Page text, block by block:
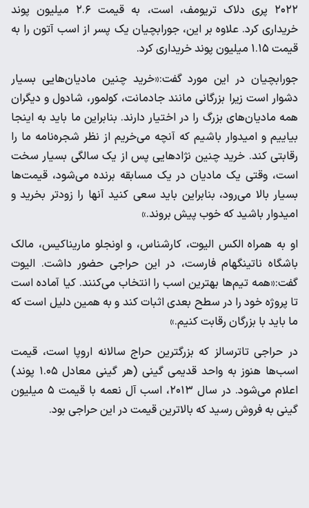
۲۰۲۲ پری دلاک تریومف، است، به قیمت ۲.۶ میلیون پوند
خریداری کرد. علاوه بر این، جورابچیان یک پسر از اسب آتون را به
قیمت ۱.۱۵ میلیون پوند خریداری کرد.
جورابچیان در این مورد گفت:«خرید چنین مادیان‌هایی بسیار
دشوار است زیرا بزرگانی مانند جادمانت، کولمور، شادول و دیگران
همه مادیان‌های بزرگ را در اختیار دارند. بنابراین ما باید به اینجا
بیاییم و امیدوار باشیم که آنچه می‌خریم از نظر شجره‌نامه ما را
رقابتی کند. خرید چنین نژادهایی پس از یک سالگی بسیار سخت
است، وقتی یک مادیان در یک مسابقه برنده می‌شود، قیمت‌ها
بسیار بالا می‌رود، بنابراین باید سعی کنید آنها را زودتر بخرید و
امیدوار باشید که خوب پیش بروند.»
او به همراه الکس الیوت، کارشناس، و اونجلو ماریناکیس، مالک
باشگاه ناتینگهام فارست، در این حراجی حضور داشت. الیوت
گفت:«همه تیم‌ها بهترین اسب را انتخاب می‌کنند. کیا آماده است
تا پروژه خود را در سطح بعدی اثبات کند و به همین دلیل است که
ما باید با بزرگان رقابت کنیم.»
در حراجی تاترسالز که بزرگترین حراج سالانه اروپا است، قیمت
اسب‌ها هنوز به واحد قدیمی گینی (هر گینی معادل ۱.۰۵ پوند)
اعلام می‌شود. در سال ۲۰۱۳، اسب آل نعمه با قیمت ۵ میلیون
گینی به فروش رسید که بالاترین قیمت در این حراجی بود.